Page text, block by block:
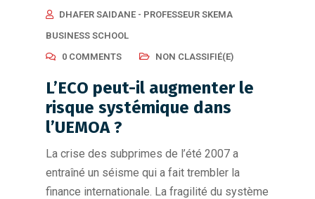
DHAFER SAIDANE - PROFESSEUR SKEMA
BUSINESS SCHOOL
0 COMMENTS
NON CLASSIFIÉ(E)
L’ECO peut-il augmenter le
risque systémique dans
l’UEMOA ?
La crise des subprimes de l’été 2007 a
entraîné un séisme qui a fait trembler la
finance internationale. La fragilité du système